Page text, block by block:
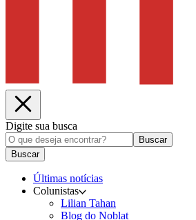
Digite sua busca
Buscar
Buscar
Últimas notícias
Colunistas
Lilian Tahan
Blog do Noblat